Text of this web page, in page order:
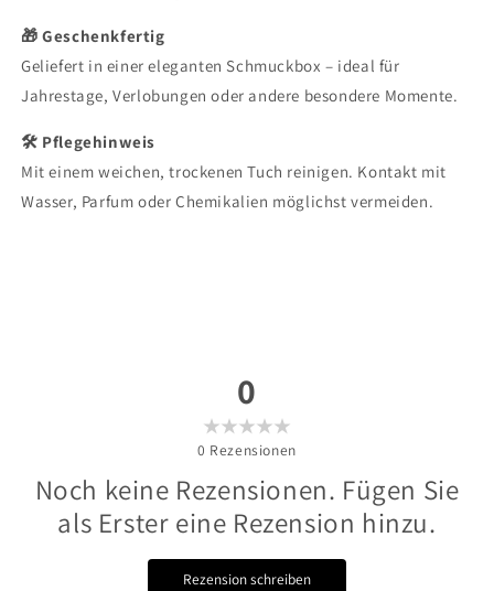
🎁 Geschenkfertig
Geliefert in einer eleganten Schmuckbox – ideal für
Jahrestage, Verlobungen oder andere besondere Momente.
🛠 Pflegehinweis
Mit einem weichen, trockenen Tuch reinigen. Kontakt mit
Wasser, Parfum oder Chemikalien möglichst vermeiden.
0
0 Rezensionen
Noch keine Rezensionen. Fügen Sie
als Erster eine Rezension hinzu.
Rezension schreiben